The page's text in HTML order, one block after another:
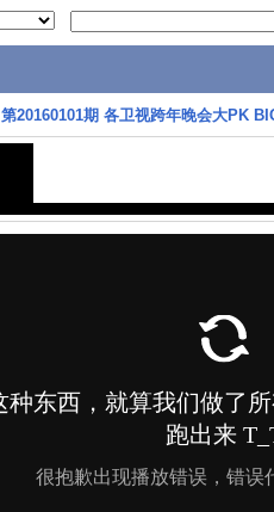
第20160101期 各卫视跨年晚会大PK